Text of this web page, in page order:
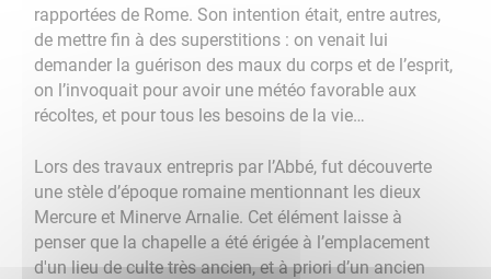
rapportées de Rome. Son intention était, entre autres,
de mettre fin à des superstitions : on venait lui
demander la guérison des maux du corps et de l’esprit,
on l’invoquait pour avoir une météo favorable aux
récoltes, et pour tous les besoins de la vie…
Lors des travaux entrepris par l’Abbé, fut découverte
une stèle d’époque romaine mentionnant les dieux
Mercure et Minerve Arnalie. Cet élément laisse à
penser que la chapelle a été érigée à l’emplacement
d'un lieu de culte très ancien, et à priori d’un ancien